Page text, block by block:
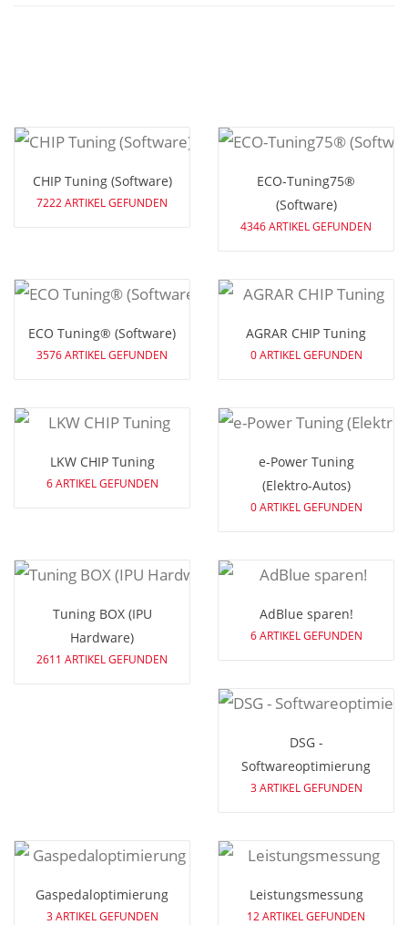
CHIP Tuning (Software)
7222 ARTIKEL GEFUNDEN
ECO-Tuning75®
(Software)
4346 ARTIKEL GEFUNDEN
ECO Tuning® (Software)
3576 ARTIKEL GEFUNDEN
AGRAR CHIP Tuning
0 ARTIKEL GEFUNDEN
LKW CHIP Tuning
6 ARTIKEL GEFUNDEN
e-Power Tuning
(Elektro-Autos)
0 ARTIKEL GEFUNDEN
Tuning BOX (IPU
Hardware)
2611 ARTIKEL GEFUNDEN
AdBlue sparen!
6 ARTIKEL GEFUNDEN
DSG -
Softwareoptimierung
3 ARTIKEL GEFUNDEN
Gaspedaloptimierung
3 ARTIKEL GEFUNDEN
Leistungsmessung
12 ARTIKEL GEFUNDEN